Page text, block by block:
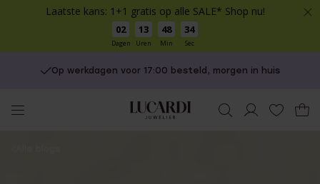
Laatste kans: 1+1 gratis op alle SALE* Shop nu!
02
Dagen
13
Uren
48
Min
33
Sec
Gratis verzending vanaf €49